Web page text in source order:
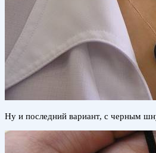
Ну и последний вариант, с черным